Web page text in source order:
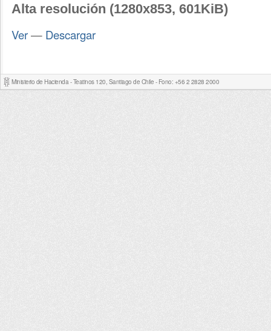
Alta resolución (1280x853, 601KiB)
Ver— Descargar
Ministerio de Hacienda - Teatinos 120, Santiago de Chile - Fono: +56 2 2828 2000